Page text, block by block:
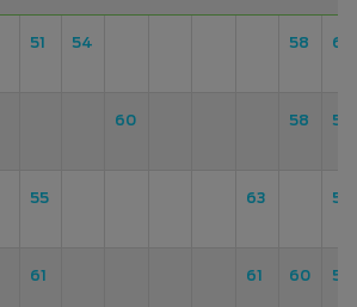
51 54 58 60
60 58 58
55 63 58
61 61 60 52